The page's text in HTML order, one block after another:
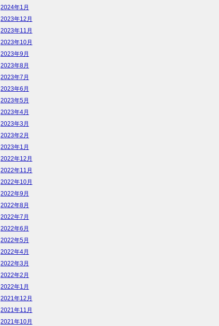
2024年1月
2023年12月
2023年11月
2023年10月
2023年9月
2023年8月
2023年7月
2023年6月
2023年5月
2023年4月
2023年3月
2023年2月
2023年1月
2022年12月
2022年11月
2022年10月
2022年9月
2022年8月
2022年7月
2022年6月
2022年5月
2022年4月
2022年3月
2022年2月
2022年1月
2021年12月
2021年11月
2021年10月